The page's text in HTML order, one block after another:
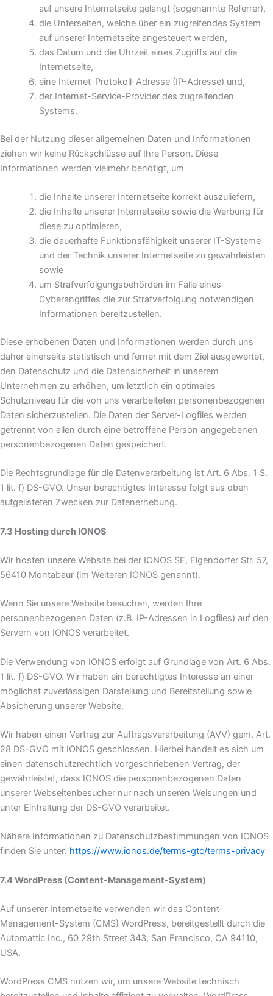
auf unsere Internetseite gelangt (sogenannte Referrer),
die Unterseiten, welche über ein zugreifendes System
auf unserer Internetseite angesteuert werden,
das Datum und die Uhrzeit eines Zugriffs auf die
Internetseite,
eine Internet-Protokoll-Adresse (IP-Adresse) und,
der Internet-Service-Provider des zugreifenden
Systems.
Bei der Nutzung dieser allgemeinen Daten und Informationen
ziehen wir keine Rückschlüsse auf Ihre Person. Diese
Informationen werden vielmehr benötigt, um
die Inhalte unserer Internetseite korrekt auszuliefern,
die Inhalte unserer Internetseite sowie die Werbung für
diese zu optimieren,
die dauerhafte Funktionsfähigkeit unserer IT-Systeme
und der Technik unserer Internetseite zu gewährleisten
sowie
um Strafverfolgungsbehörden im Falle eines
Cyberangriffes die zur Strafverfolgung notwendigen
Informationen bereitzustellen.
Diese erhobenen Daten und Informationen werden durch uns
daher einerseits statistisch und ferner mit dem Ziel ausgewertet,
den Datenschutz und die Datensicherheit in unserem
Unternehmen zu erhöhen, um letztlich ein optimales
Schutzniveau für die von uns verarbeiteten personenbezogenen
Daten sicherzustellen. Die Daten der Server-Logfiles werden
getrennt von allen durch eine betroffene Person angegebenen
personenbezogenen Daten gespeichert.
Die Rechtsgrundlage für die Datenverarbeitung ist Art. 6 Abs. 1 S.
1 lit. f) DS-GVO. Unser berechtigtes Interesse folgt aus oben
aufgelisteten Zwecken zur Datenerhebung.
7.3 Hosting durch IONOS
Wir hosten unsere Website bei der IONOS SE, Elgendorfer Str. 57,
56410 Montabaur (im Weiteren IONOS genannt).
Wenn Sie unsere Website besuchen, werden Ihre
personenbezogenen Daten (z.B. IP-Adressen in Logfiles) auf den
Servern von IONOS verarbeitet.
Die Verwendung von IONOS erfolgt auf Grundlage von Art. 6 Abs.
1 lit. f) DS-GVO. Wir haben ein berechtigtes Interesse an einer
möglichst zuverlässigen Darstellung und Bereitstellung sowie
Absicherung unserer Website.
Wir haben einen Vertrag zur Auftragsverarbeitung (AVV) gem. Art.
28 DS-GVO mit IONOS geschlossen. Hierbei handelt es sich um
einen datenschutzrechtlich vorgeschriebenen Vertrag, der
gewährleistet, dass IONOS die personenbezogenen Daten
unserer Webseitenbesucher nur nach unseren Weisungen und
unter Einhaltung der DS-GVO verarbeitet.
Nähere Informationen zu Datenschutzbestimmungen von IONOS
finden Sie unter: https://www.ionos.de/terms-gtc/terms-privacy
7.4 WordPress (Content-Management-System)
Auf unserer Internetseite verwenden wir das Content-
Management-System (CMS) WordPress, bereitgestellt durch die
Automattic Inc., 60 29th Street 343, San Francisco, CA 94110,
USA.
WordPress CMS nutzen wir, um unsere Website technisch